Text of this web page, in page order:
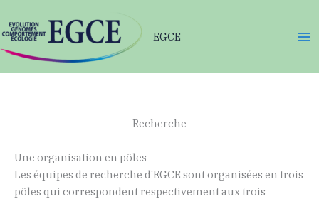
au
contenu
EGCE
Recherche
—
Une organisation en pôles
Les équipes de recherche d’EGCE sont organisées en trois
pôles qui correspondent respectivement aux trois